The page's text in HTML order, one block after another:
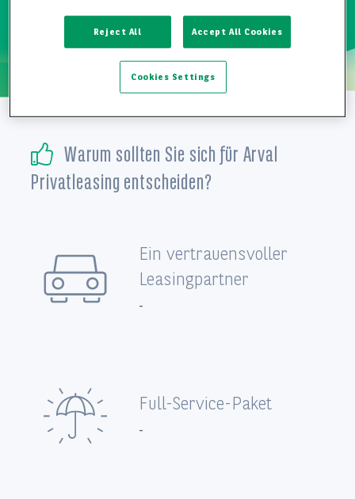
Elektromobilität
Vorteile von Privatleasing
Vertragsunterlagen
Warum sollten Sie sich für Arval
Privatleasing entscheiden?
Ein vertrauensvoller
Leasingpartner
-
Full-Service-Paket
-
Reject All Accept All Cookies
Cookies Settings